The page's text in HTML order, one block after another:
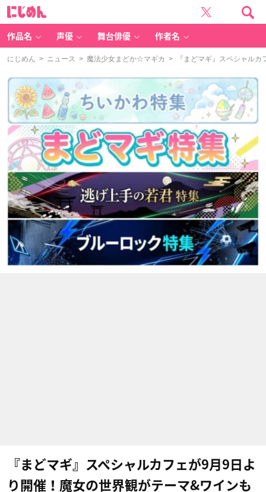
作品名 声優 舞台俳優 作者名
にじめん > ニュース > 魔法少女まどか☆マギカ > 『まどマギ』スペシャルカ
『まどマギ』スペシャルカフェが9月9日よ
り開催！魔女の世界観がテーマ&ワインも